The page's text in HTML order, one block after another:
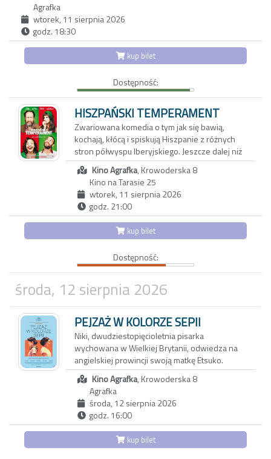
destrukcja okazują się nierozłączne. Wokół tej
relacji Almodóvar buduje gęstą sieć obsesji,
kłamstw i zbrodni, prowadząc bohaterów ku
nieuchronnej katastrofie.
Agrafka
wtorek, 11 sierpnia 2026
godz. 18:30
kup bilet
Dostępność:
HISZPAŃSKI TEMPERAMENT
Zwariowana komedia o tym jak się bawią,
kochają, kłócą i spiskują Hiszpanie z różnych
stron półwyspu Iberyjskiego. Jeszcze dalej niż
północ po hiszpańsku! Amaia pochodzi z Kraju
Basków, nie lubi się stroić, a swoim
temperamentem mogłaby obdzielić połowę
Hiszpanii. Właśnie rzucił ją narzeczony, a do
miasta przyjeżdża ojciec, by poznać
ukochanego córki. Rodzina dla Baska to rzecz
święta, dlatego dziewczyna decyduje się na
Sewilli Rafa, rodowity Andaluzyjczyk, czyli
największy wróg, wydaje się być najgorszym
pomysłem na ratunek. Ale być może
najlepszym sposobem na wybrnięcie z
tarapatów są kolejne tarapaty?
Kino Agrafka, Krowoderska 8
Kino na Tarasie 25
wtorek, 11 sierpnia 2026
godz. 21:00
kup bilet
Dostępność:
środa, 12 sierpnia 2026
PEJZAŻ W KOLORZE SEPII
Niki, dwudziestopięcioletnia pisarka
wychowana w Wielkiej Brytanii, odwiedza na
angielskiej prowincji swoją matkę Etsuko.
Pretekstem jest sprzedaż rodzinnego domu,
ale za pozornie zwyczajnym spotkaniem kryje
się potrzeba zadania pytań, które przez lata
pozostawały niewypowiedziane. Niki wie
niewiele o japońskiej przeszłości matki, o
powojennym Nagasaki, z którego Etsuko
wyjechała do Wielkiej Brytanii, ani o
Kino Agrafka, Krowoderska 8
Agrafka
środa, 12 sierpnia 2026
godz. 16:00
kup bilet